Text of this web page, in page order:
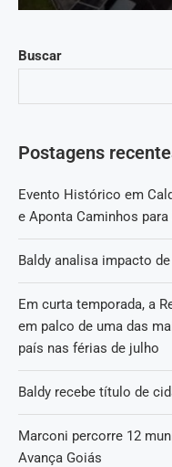
Buscar
Postagens
Evento Histórico em
e Aponta Caminhos para
Baldy analisa impacto
Em curta temporada, a
em palco de uma das
país nas férias de julho
Baldy recebe título de
Marconi percorre 12
Avança Goiás